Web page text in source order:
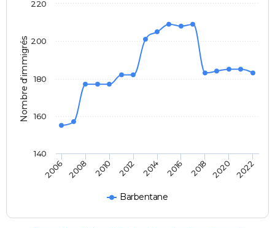
Nombre d'immigrés
Barbentane
2006 2008 2010 2012 2014 2016 2018 2020 2022
140
160
180
200
220